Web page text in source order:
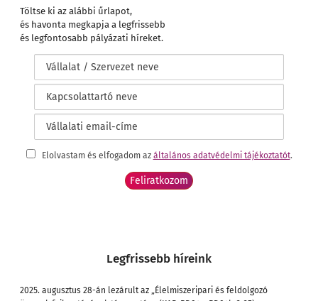
Töltse ki az alábbi űrlapot,
és havonta megkapja a legfrissebb
és legfontosabb pályázati híreket.
Elolvastam és elfogadom az általános adatvédelmi tájékoztatót.
Legfrissebb híreink
2025. augusztus 28-án lezárult az „Élelmiszeripari és feldolgozó